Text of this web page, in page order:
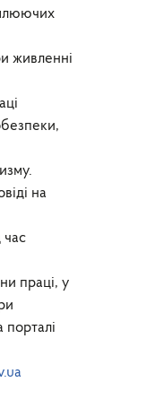
живленні
на
час
праці, у